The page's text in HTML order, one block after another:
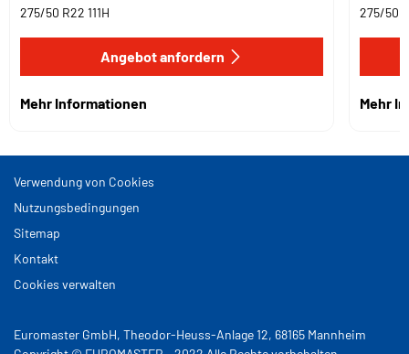
275/50 R22 111H
Angebot anfordern
Mehr Informationen
275/50
Mehr
Verwendung von Cookies
Nutzungsbedingungen
Sitemap
Kontakt
Cookies verwalten
Euromaster GmbH, Theodor-Heuss-Anlage 12, 68165 Mannheim